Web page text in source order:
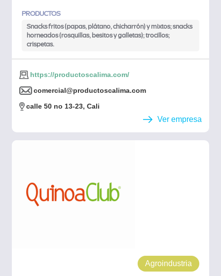
PRODUCTOS
Snacks fritos (papas, plátano, chicharrón) y mixtos; snacks
horneados (rosquillas, besitos y galletas); trocillos;
crispetas.
https://productoscalima.com/
comercial@productoscalima.com
calle 50 no 13-23, Cali
Ver empresa
Agroindustria